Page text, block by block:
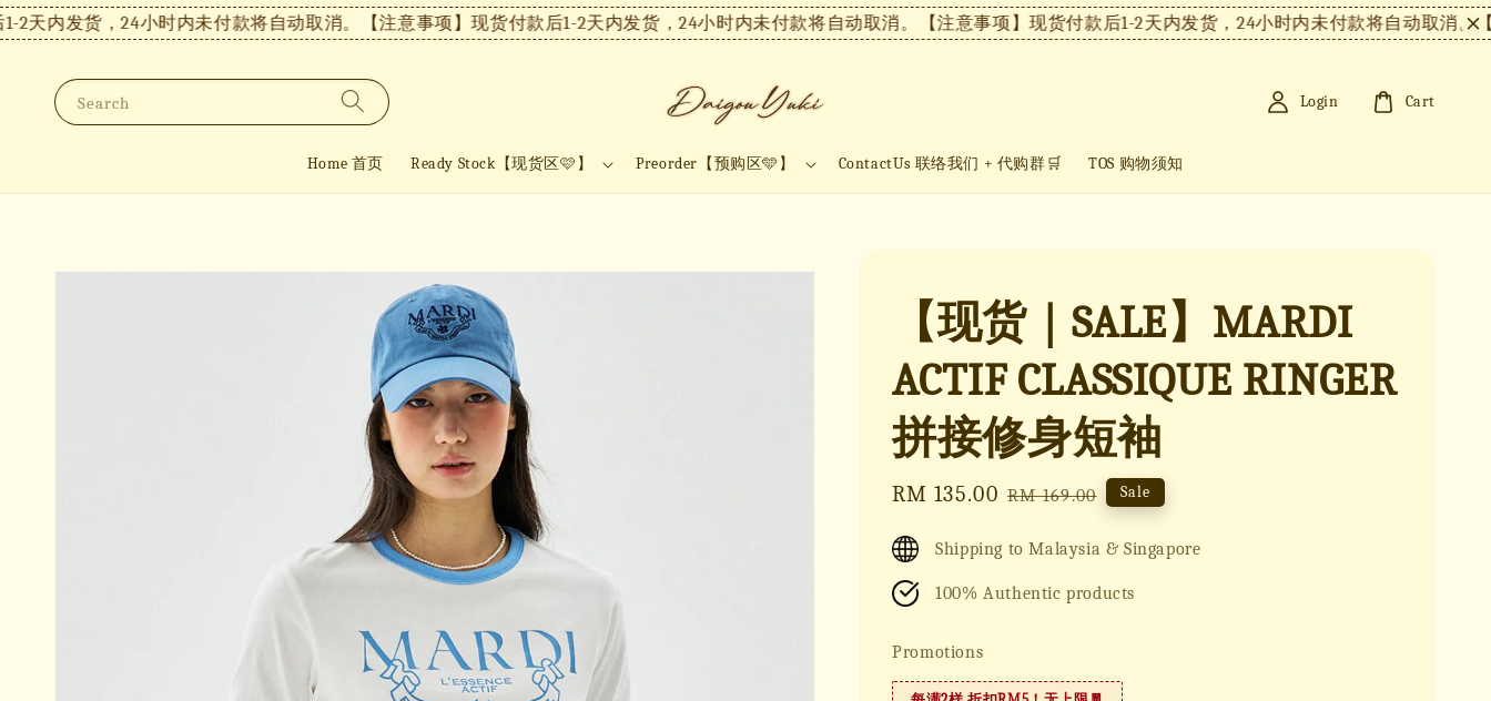
内发货，24小时内未付款将自动取消。【注意事项】现货付款后1-2天内发货，24小时内未付款将自动取消。【注意事项】现货付款后1-2天内发货，24小时内未付款将自动取消。【注
Search
Home 首页 Ready Stock【现货区🩷】 Preorder【预购区🩵】 ContactUs 联络我们 + 代购群🛒 TOS 购物须知
Login Cart
【现货｜SALE】MARDI
ACTIF CLASSIQUE RINGER
拼接修身短袖
Sale
RM 135.00 Regular
RM 169.00 Sale
Shipping to Malaysia & Singapore
100% Authentic products
Promotions